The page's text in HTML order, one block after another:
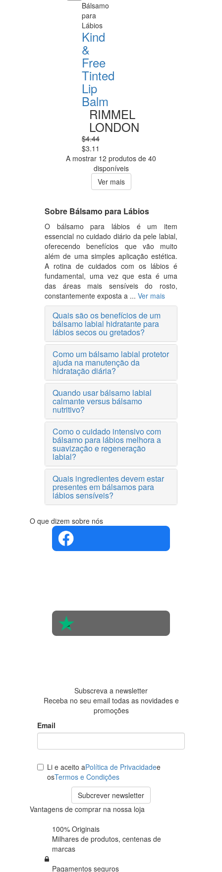
Bálsamo
para
Lábios
Kind
&
Free
Tinted
Lip
Balm
RIMMEL
LONDON
$4.44
$3.11
A mostrar 12 produtos de 40
disponíveis
Ver mais
Sobre Bálsamo para Lábios
O bálsamo para lábios é um item
essencial no cuidado diário da pele labial,
oferecendo benefícios que vão muito
além de uma simples aplicação estética.
A rotina de cuidados com os lábios é
fundamental, uma vez que esta é uma
das áreas mais sensíveis do rosto,
constantemente exposta a ... Ver mais
Quais são os benefícios de um
bálsamo labial hidratante para
lábios secos ou gretados?
Como um bálsamo labial protetor
ajuda na manutenção da
hidratação diária?
Quando usar bálsamo labial
calmante versus bálsamo
nutritivo?
Como o cuidado intensivo com
bálsamo para lábios melhora a
suavização e regeneração
labial?
Quais ingredientes devem estar
presentes em bálsamos para
lábios sensíveis?
O que dizem sobre nós
Subscreva a newsletter
Receba no seu email todas as novidades e
promoções
Email
Li e aceito aPolítica de Privacidadee
osTermos e Condições
Subcrever newsletter
Vantagens de comprar na nossa loja
100% Originais
Milhares de produtos, centenas de
marcas
Pagamentos seguros